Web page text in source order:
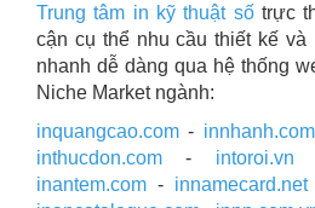
Trung tâm in kỹ thuật sốtrực
cận cụ thể nhu cầu thiết kế và
nhanh dễ dàng qua hệ thống
Niche Market ngành:
inquangcao.com -
inthucdon.com - intoroi.vn
inantem.com - innamecard.net